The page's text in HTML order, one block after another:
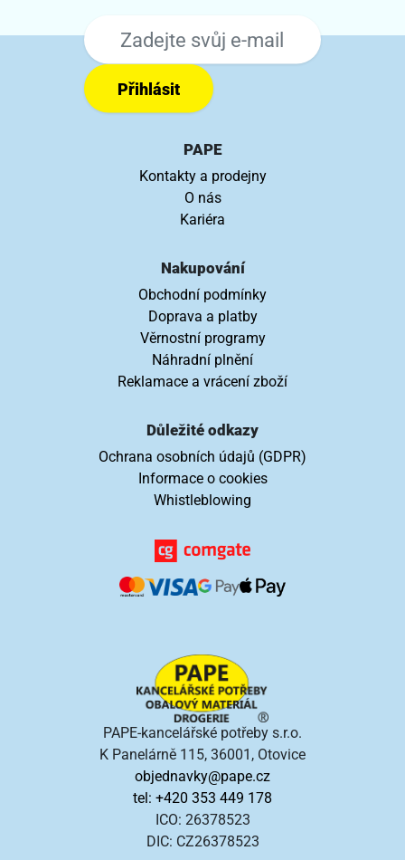
Přihlásit
PAPE
Kontakty a prodejny
O nás
Kariéra
Nakupování
Obchodní podmínky
Doprava a platby
Věrnostní programy
Náhradní plnění
Reklamace a vrácení zboží
Důležité odkazy
Ochrana osobních údajů (GDPR)
Informace o cookies
Whistleblowing
PAPE-kancelářské potřeby s.r.o.
K Panelárně 115, 36001, Otovice
objednavky@pape.cz
tel: +420 353 449 178
ICO: 26378523
DIC: CZ26378523